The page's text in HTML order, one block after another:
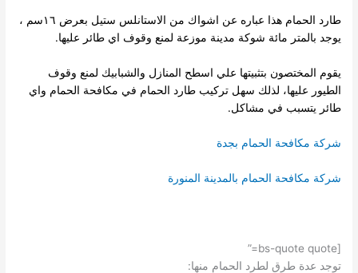
طارد الحمام هذا عباره عن اشواك من الاستانلس ستيل بعرض ١٦سم ،
يوجد بالمتر مائة شوكة مدينة موزعة لمنع وقوف اي طائر عليها.
يقوم المختصون بتثبيتها علي اسطح المنازل والشبابيك لمنع وقوف
الطيور عليها، لذلك سهل تركيب طارد الحمام في مكافحة الحمام واي
طائر يتسبب في مشاكل.
شركة مكافحة الحمام بجدة
شركة مكافحة الحمام بالمدينة المنورة
[bs-quote quote=”
توجد عدة طرق لطرد الحمام منها: